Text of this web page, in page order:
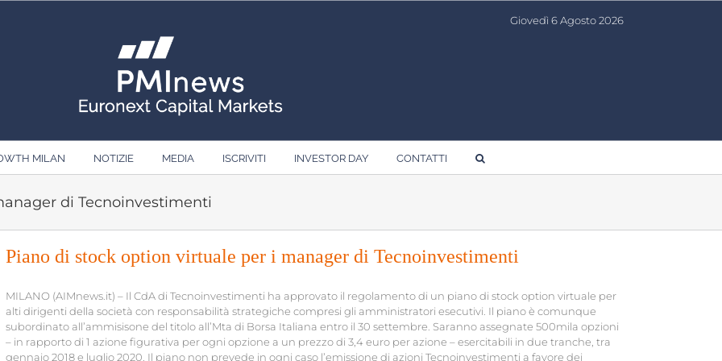
Giovedì 6 Agosto 2026
MILAN NOTIZIE MEDIA ISCRIVITI INVESTOR DAY CONTATTI
di Tecnoinvestimenti
Piano di stock option virtuale per i manager di Tecnoinvestimenti
MILANO (AIMnews.it) – Il CdA di Tecnoinvestimenti ha approvato il regolamento di un piano di stock option virtuale per
alti dirigenti della società con responsabilità strategiche compresi gli amministratori esecutivi. Il piano è comunque
subordinato all’ammisisone del titolo all’Mta di Borsa Italiana entro il 30 settembre. Saranno assegnate 500mila opzioni
– in rapporto di 1 azione figurativa per ogni opzione a un prezzo di 3,4 euro per azione – esercitabili in due tranche, tra
gennaio 2018 e luglio 2020. Il piano non prevede in ogni caso l’emissione di azioni Tecnoinvestimenti a favore dei